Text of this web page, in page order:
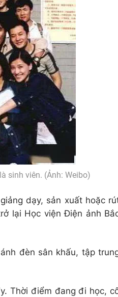
sinh viên. (Ảnh: Weibo)
dạy, sản xuất hoặc
lại Học viện Điện ảnh
đèn sân khấu, tập
Thời điểm đang đi học,